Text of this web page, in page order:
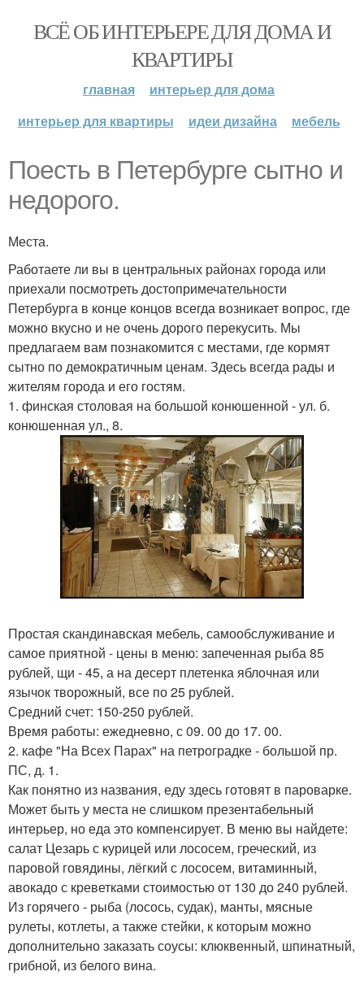
ВСЁ ОБ ИНТЕРЬЕРЕ ДЛЯ ДОМА И
КВАРТИРЫ
главная
интерьер для дома
интерьер для квартиры
идеи дизайна мебель
Поесть в Петербурге сытно и
недорого.
Места.
Работаете ли вы в центральных районах города или
приехали посмотреть достопримечательности
Петербурга в конце концов всегда возникает вопрос, где
можно вкусно и не очень дорого перекусить. Мы
предлагаем вам познакомится с местами, где кормят
сытно по демократичным ценам. Здесь всегда рады и
жителям города и его гостям.
1. финская столовая на большой конюшенной - ул. б.
конюшенная ул., 8.
Простая скандинавская мебель, самообслуживание и
самое приятной - цены в меню: запеченная рыба 85
рублей, щи - 45, а на десерт плетенка яблочная или
язычок творожный, все по 25 рублей.
Средний счет: 150-250 рублей.
Время работы: ежедневно, с 09. 00 до 17. 00.
2. кафе "На Всех Парах" на петроградке - большой пр.
ПС, д. 1.
Как понятно из названия, еду здесь готовят в пароварке.
Может быть у места не слишком презентабельный
интерьер, но еда это компенсирует. В меню вы найдете:
салат Цезарь с курицей или лососем, греческий, из
паровой говядины, лёгкий с лососем, витаминный,
авокадо с креветками стоимостью от 130 до 240 рублей.
Из горячего - рыба (лосось, судак), манты, мясные
рулеты, котлеты, а также стейки, к которым можно
дополнительно заказать соусы: клюквенный, шпинатный,
грибной, из белого вина.